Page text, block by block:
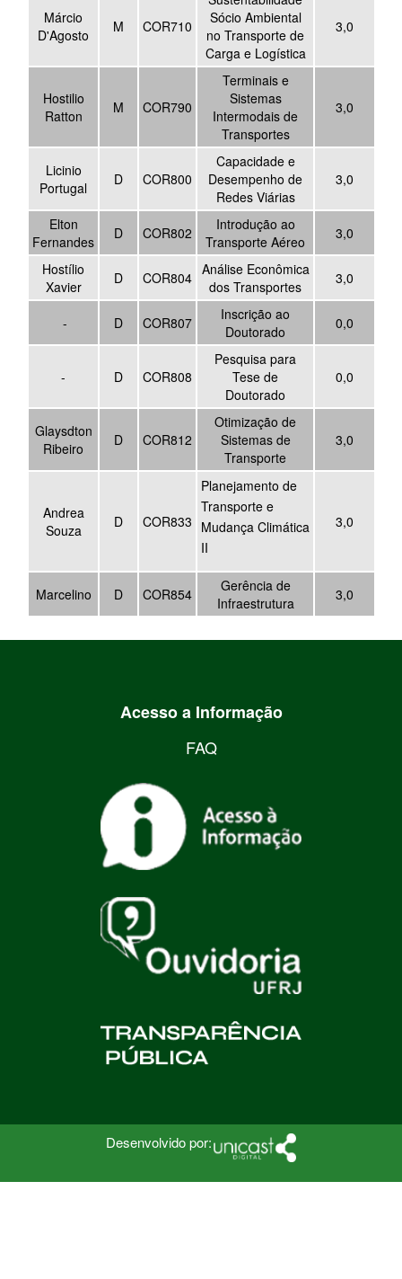
Márcio
D'Agosto
M COR710
Sócio Ambiental
no Transporte de
Carga e Logística
3,0
Hostilio
Ratton
M COR790
Terminais e
Sistemas
Intermodais de
Transportes
3,0
Licinio
Portugal
D COR800
Capacidade e
Desempenho de
Redes Viárias
3,0
Elton
Fernandes
D COR802
Introdução ao
Transporte Aéreo
3,0
Hostílio
Xavier
D COR804 Análise Econômica
dos Transportes
3,0
- D COR807
Inscrição ao
Doutorado
0,0
- D COR808
Pesquisa para
Tese de
Doutorado
0,0
Glaysdton
Ribeiro
D COR812
Otimização de
Sistemas de
Transporte
3,0
Andrea
Souza
D COR833
Planejamento de
Transporte e
Mudança Climática
II
3,0
Marcelino D COR854
Gerência de
Infraestrutura
3,0
Acesso a Informação
FAQ
Desenvolvido por: